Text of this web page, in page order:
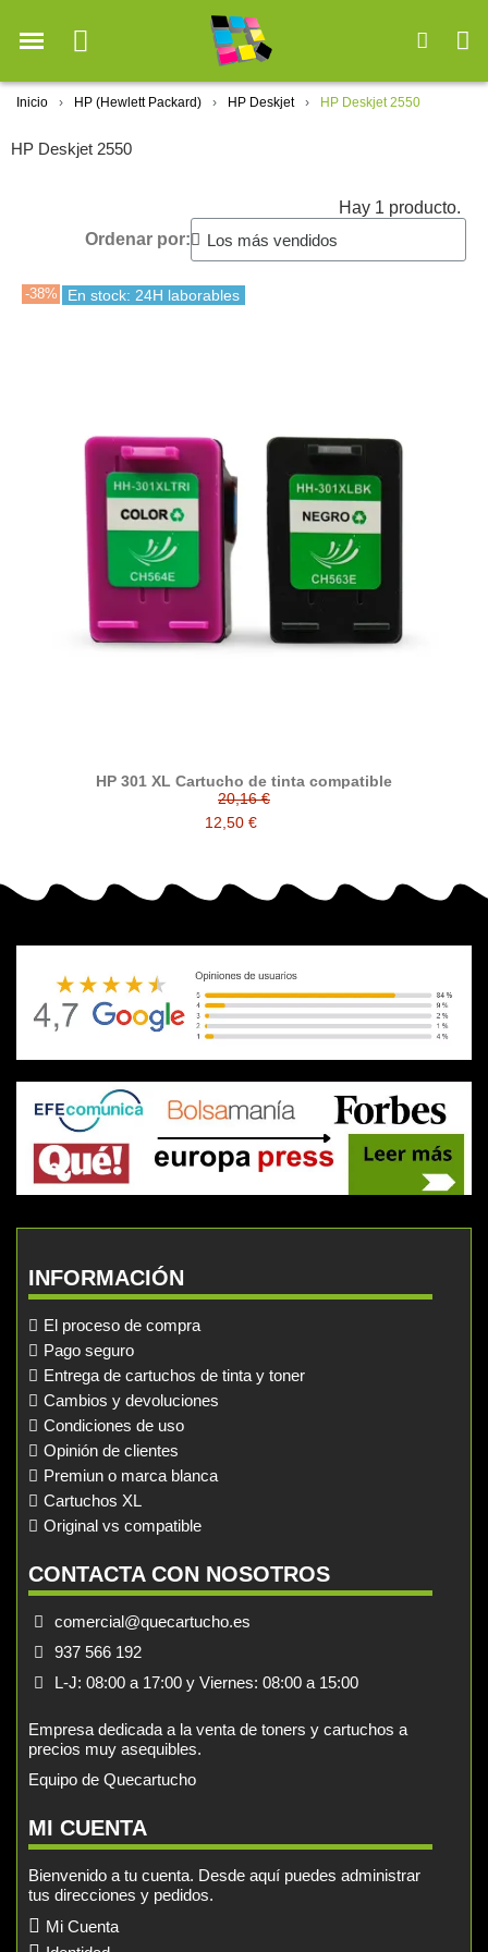
Inicio HP (Hewlett Packard) HP Deskjet HP Deskjet 2550
HP Deskjet 2550
Hay 1 producto.
Ordenar por:
-38% En stock: 24H laborables
HP 301 XL Cartucho de tinta compatible
20,16 €
12,50 €
INFORMACIÓN
El proceso de compra
Pago seguro
Entrega de cartuchos de tinta y toner
Cambios y devoluciones
Condiciones de uso
Opinión de clientes
Premiun o marca blanca
Cartuchos XL
Original vs compatible
CONTACTA CON NOSOTROS
comercial@quecartucho.es
937 566 192
L-J: 08:00 a 17:00 y Viernes: 08:00 a 15:00
Empresa dedicada a la venta de toners y cartuchos a
precios muy asequibles.
Equipo de Quecartucho
MI CUENTA
Bienvenido a tu cuenta. Desde aquí puedes administrar
tus direcciones y pedidos.
Mi Cuenta